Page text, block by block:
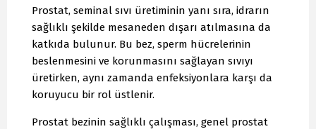
Prostat, seminal sıvı üretiminin yanı sıra, idrarın
sağlıklı şekilde mesaneden dışarı atılmasına da
katkıda bulunur. Bu bez, sperm hücrelerinin
beslenmesini ve korunmasını sağlayan sıvıyı
üretirken, aynı zamanda enfeksiyonlara karşı da
koruyucu bir rol üstlenir.
Prostat bezinin sağlıklı çalışması, genel prostat